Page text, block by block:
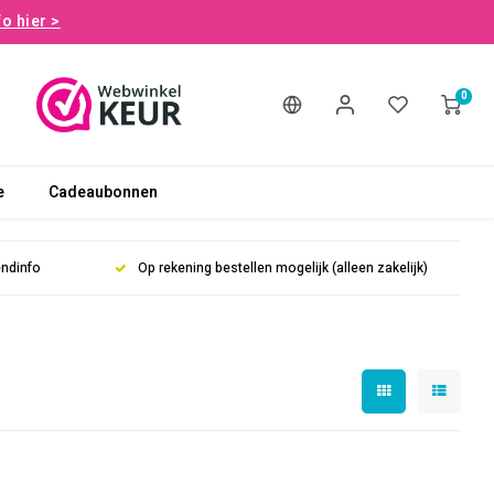
hier >
0
Cadeaubonnen
Op rekening bestellen mogelijk (alleen zakelijk)